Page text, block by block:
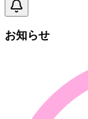
お知らせ